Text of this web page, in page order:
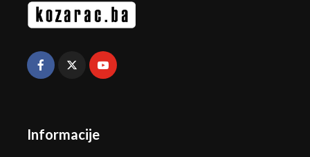
Informacije